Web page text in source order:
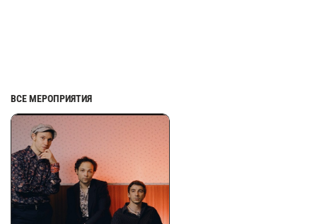
ВСЕ МЕРОПРИЯТИЯ